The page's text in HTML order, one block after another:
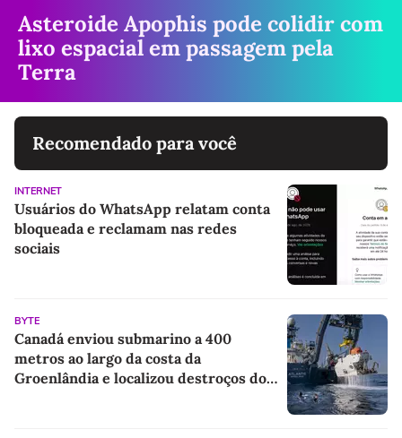
Asteroide Apophis pode colidir com
lixo espacial em passagem pela
Terra
Recomendado para você
INTERNET
Usuários do WhatsApp relatam conta
bloqueada e reclamam nas redes
sociais
BYTE
Canadá enviou submarino a 400
metros ao largo da costa da
Groenlândia e localizou destroços do